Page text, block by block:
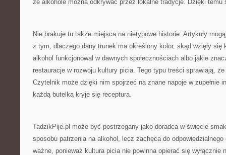
że alkohole można odkrywać przez lokalne tradycje. Dzięki temu
Nie brakuje tu także miejsca na nietypowe historie. Artykuły
z tym, dlaczego dany trunek ma określony kolor, skąd wzięły się
alkohol funkcjonował w dawnych społecznościach albo jakie
restauracje w rozwoju kultury picia. Tego typu treści sprawiają,
Czytelnik może dzięki nim spojrzeć na znane napoje w zupełnie
każdą butelką kryje się receptura.
TadzikPije.pl może być postrzegany jako doradca w świecie
sposobu patrzenia na alkohol, lecz zachęca do
ważne, ponieważ kultura picia nie powinna opierać się